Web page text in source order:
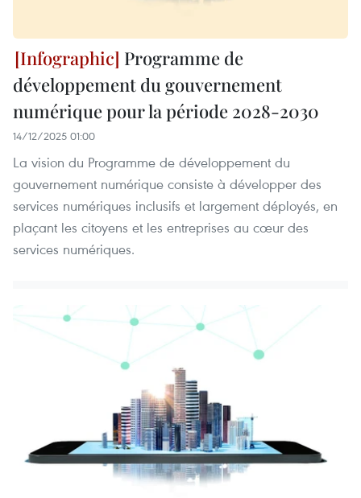
Programme de
développement du gouvernement
numérique pour la période 2028-2030
14/12/2025 01:00
La vision du Programme de développement du
gouvernement numérique consiste à développer des
services numériques inclusifs et largement déployés, en
plaçant les citoyens et les entreprises au cœur des
services numériques.